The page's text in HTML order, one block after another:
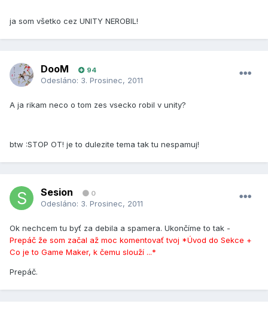
ja som všetko cez UNITY NEROBIL!
DooM 94
Odesláno: 3. Prosinec, 2011
A ja rikam neco o tom zes vsecko robil v unity?
btw :STOP OT! je to dulezite tema tak tu nespamuj!
Sesion 0
Odesláno: 3. Prosinec, 2011
Ok nechcem tu byť za debila a spamera. Ukončíme to tak -
Prepáč že som začal až moc komentovať tvoj *Úvod do Sekce +
Co je to Game Maker, k čemu slouží ...*
Prepáč.